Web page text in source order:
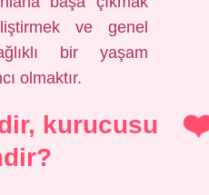
ve genel
bir yaşam
olmaktır.
kurucusu